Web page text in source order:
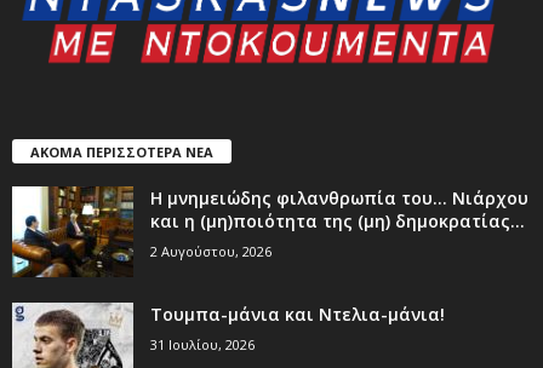
ΑΚΟΜΑ ΠΕΡΙΣΣΟΤΕΡΑ ΝΕΑ
Η μνημειώδης φιλανθρωπία του… Νιάρχου
και η (μη)ποιότητα της (μη) δημοκρατίας...
2 Αυγούστου, 2026
Τουμπα-μάνια και Ντελια-μάνια!
31 Ιουλίου, 2026